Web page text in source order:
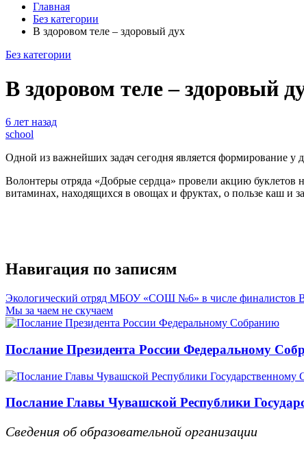
Главная
Без категории
В здоровом теле – здоровый дух
Без категории
В здоровом теле – здоровый
6 лет назад
school
Одной из важнейших задач сегодня является формирование у
Волонтеры отряда «Добрые сердца» провели акцию буклетов
витаминах, находящихся в овощах и фруктах, о пользе каш и
Навигация по записям
Экологический отряд МБОУ «СОШ №6» в числе финалистов
Мы за чаем не скучаем
Послание Президента России Федеральному
Послание Главы Чувашской Республики
Сведения об образовательной организации